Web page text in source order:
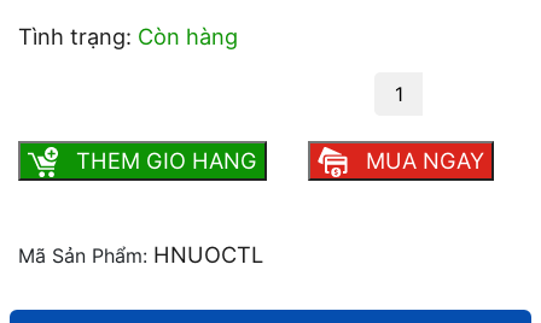
Tình trạng: Còn hàng
THEM GIO HANG MUA NGAY
Mã Sản Phẩm: HNUOCTL